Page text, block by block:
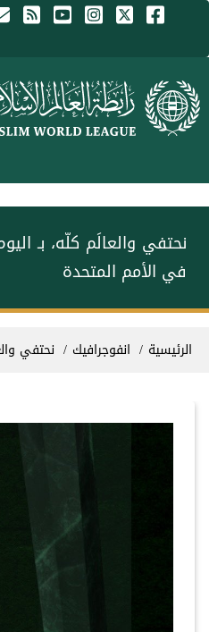
تجاوز إلى المحتوى الرئيسي
Menu Arabic
‏نحتفي والعالَم كلّه، بـ
في الأمم المتحدة
مسار التنقل
الرئيسية انفوجرافيك ‏نحتفي